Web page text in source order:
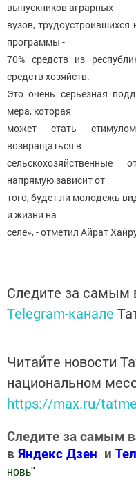
выпускников аграрных
вузов,
программы -
70% средств из
средств хозяйств.
Это очень серьезная
мера, которая
может стать
возвращаться в
напрямую зависит от
того, будет ли молодежь
и жизни на
селе», - отметил Айрат
Следите за
Telegram-канале
Читайте новости
национальном
https://max.ru/
Следите за самым
в Яндекс Дзен и
новь"